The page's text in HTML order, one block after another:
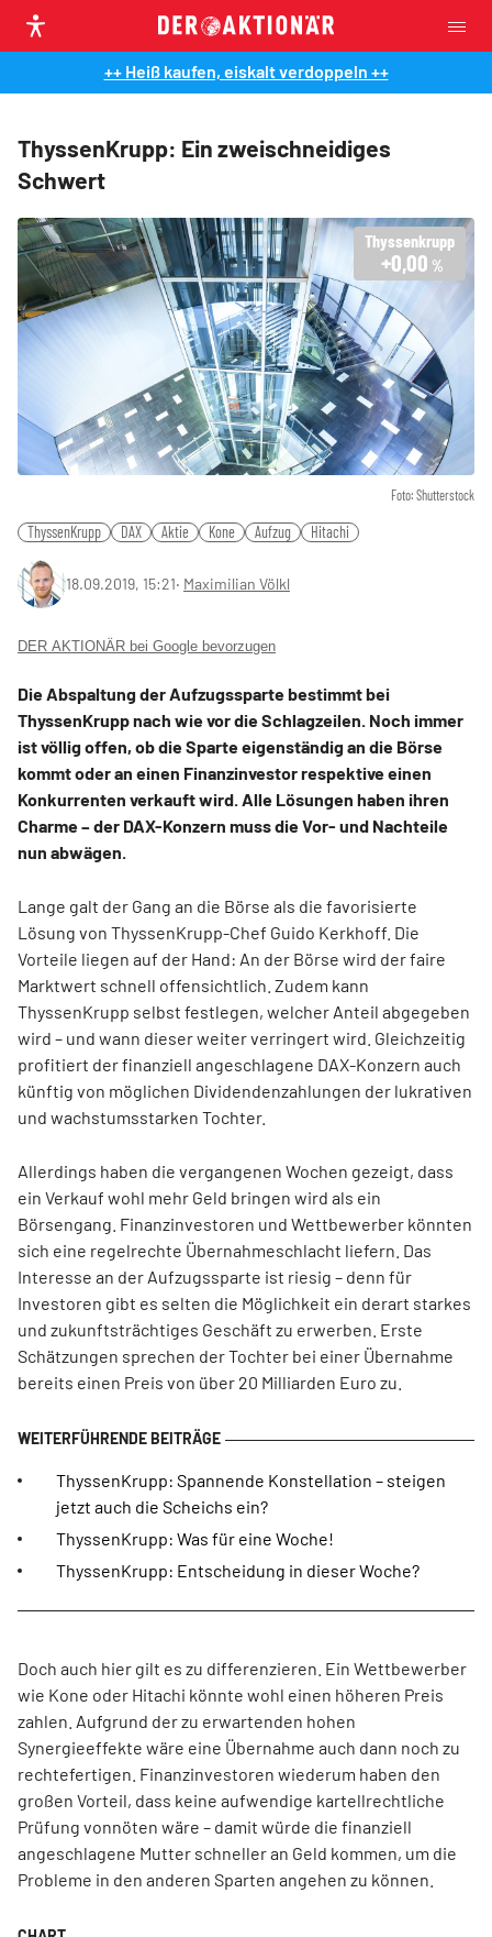
++ Heiß kaufen, eiskalt verdoppeln ++
ThyssenKrupp: Ein zweischneidiges
Schwert
Foto: Shutterstock
Thyssenkrupp
+0,00 %
ThyssenKrupp DAX Aktie Kone Aufzug Hitachi
18.09.2019, 15:21‧ Maximilian Völkl
DER AKTIONÄR bei Google bevorzugen
Die Abspaltung der Aufzugssparte bestimmt bei
ThyssenKrupp nach wie vor die Schlagzeilen. Noch immer
ist völlig offen, ob die Sparte eigenständig an die Börse
kommt oder an einen Finanzinvestor respektive einen
Konkurrenten verkauft wird. Alle Lösungen haben ihren
Charme – der DAX-Konzern muss die Vor- und Nachteile
nun abwägen.
Lange galt der Gang an die Börse als die favorisierte
Lösung von ThyssenKrupp-Chef Guido Kerkhoff. Die
Vorteile liegen auf der Hand: An der Börse wird der faire
Marktwert schnell offensichtlich. Zudem kann
ThyssenKrupp selbst festlegen, welcher Anteil abgegeben
wird – und wann dieser weiter verringert wird. Gleichzeitig
profitiert der finanziell angeschlagene DAX-Konzern auch
künftig von möglichen Dividendenzahlungen der lukrativen
und wachstumsstarken Tochter.
Allerdings haben die vergangenen Wochen gezeigt, dass
ein Verkauf wohl mehr Geld bringen wird als ein
Börsengang. Finanzinvestoren und Wettbewerber könnten
sich eine regelrechte Übernahmeschlacht liefern. Das
Interesse an der Aufzugssparte ist riesig – denn für
Investoren gibt es selten die Möglichkeit ein derart starkes
und zukunftsträchtiges Geschäft zu erwerben. Erste
Schätzungen sprechen der Tochter bei einer Übernahme
bereits einen Preis von über 20 Milliarden Euro zu.
ThyssenKrupp: Spannende Konstellation – steigen
jetzt auch die Scheichs ein?
ThyssenKrupp: Was für eine Woche!
ThyssenKrupp: Entscheidung in dieser Woche?
Doch auch hier gilt es zu differenzieren. Ein Wettbewerber
wie Kone oder Hitachi könnte wohl einen höheren Preis
zahlen. Aufgrund der zu erwartenden hohen
Synergieeffekte wäre eine Übernahme auch dann noch zu
rechtefertigen. Finanzinvestoren wiederum haben den
großen Vorteil, dass keine aufwendige kartellrechtliche
Prüfung vonnöten wäre – damit würde die finanziell
angeschlagene Mutter schneller an Geld kommen, um die
Probleme in den anderen Sparten angehen zu können.